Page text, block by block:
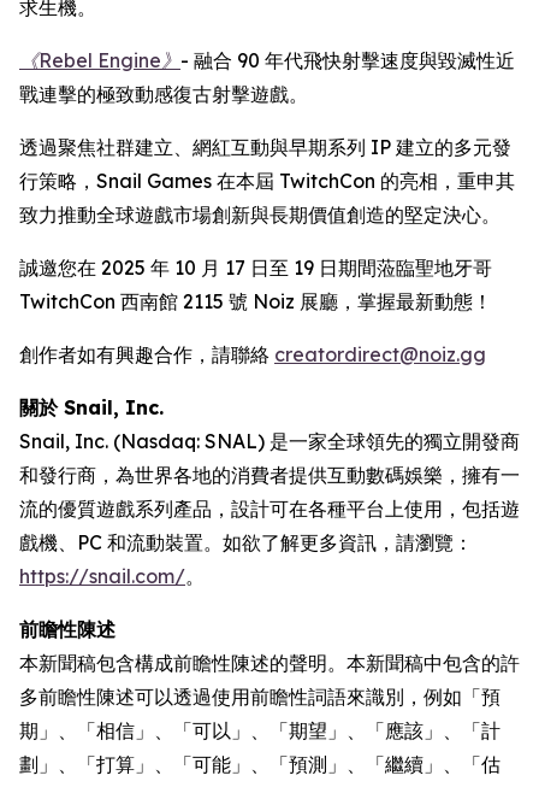
求生機。
《Rebel Engine》 - 融合 90 年代飛快射擊速度與毀滅性近
戰連擊的極致動感復古射擊遊戲。
透過聚焦社群建立、網紅互動與早期系列 IP 建立的多元發
行策略，Snail Games 在本屆 TwitchCon 的亮相，重申其
致力推動全球遊戲市場創新與長期價值創造的堅定決心。
誠邀您在 2025 年 10 月 17 日至 19 日期間蒞臨聖地牙哥
TwitchCon 西南館 2115 號 Noiz 展廳，掌握最新動態！
創作者如有興趣合作，請聯絡 creatordirect@noiz.gg
關於 Snail, Inc.
Snail, Inc. (Nasdaq: SNAL) 是一家全球領先的獨立開發商
和發行商，為世界各地的消費者提供互動數碼娛樂，擁有一
流的優質遊戲系列產品，設計可在各種平台上使用，包括遊
戲機、PC 和流動裝置。如欲了解更多資訊，請瀏覽：
https://snail.com/。
前瞻性陳述
本新聞稿包含構成前瞻性陳述的聲明。本新聞稿中包含的許
多前瞻性陳述可以透過使用前瞻性詞語來識別，例如「預
期」、「相信」、「可以」、「期望」、「應該」、「計
劃」、「打算」、「可能」、「預測」、「繼續」、「估